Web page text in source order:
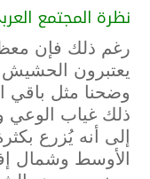
نظرة المجتمع
رغم ذلك فإن
يعتبرون
وضحنا مثل باقي
ذلك غياب الوعي
إلى أنه يُزرع
الأوسط وشمال